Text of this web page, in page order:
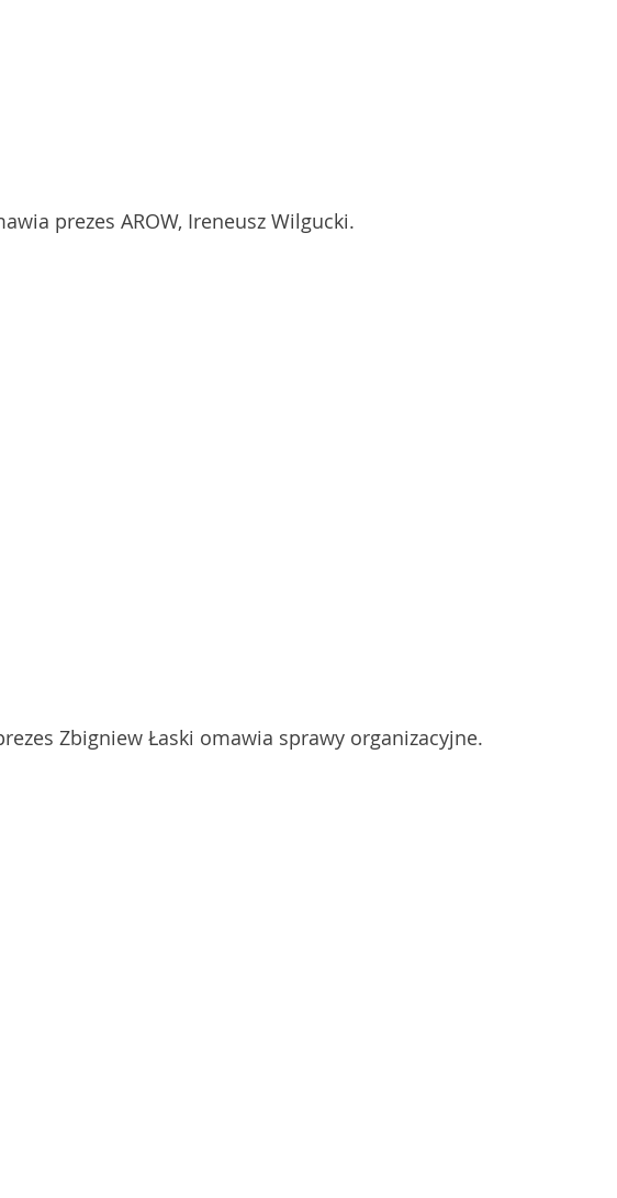
prezes AROW, Ireneusz Wilgucki.
Zbigniew Łaski omawia sprawy organizacyjne.